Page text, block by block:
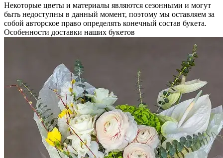
Некоторые цветы и материалы являются сезонными и могут
быть недоступны в данный момент, поэтому мы оставляем за
собой авторское право определять конечный состав букета.
Особенности доставки наших букетов